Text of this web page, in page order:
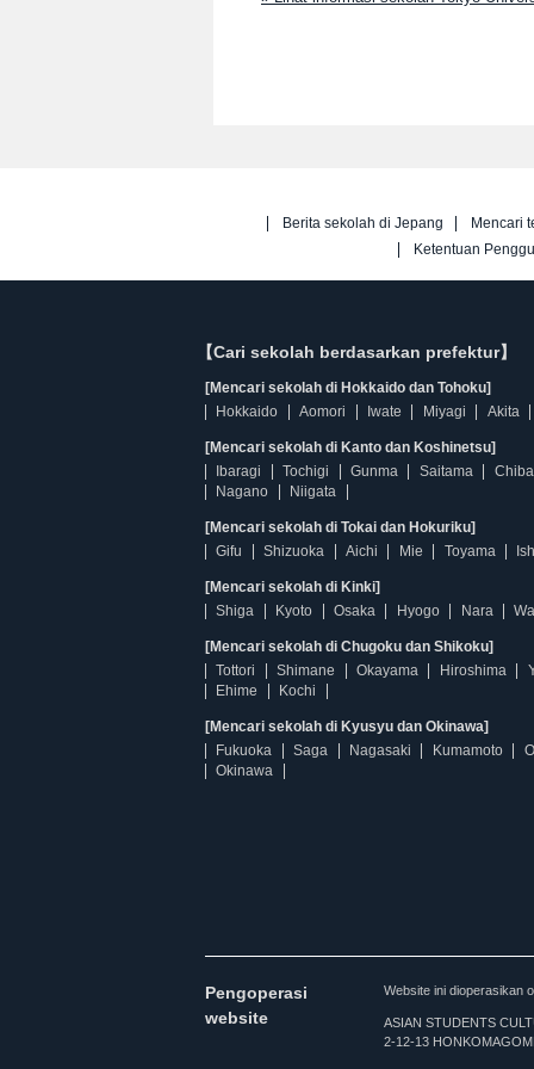
Berita sekolah di Jepang
Mencari
Ketentuan
【Cari sekolah berdasarkan prefektur】
[Mencari sekolah di Hokkaido dan Tohoku]
Hokkaido
Aomori Iwate Miyagi Akita
[Mencari sekolah di Kanto dan Koshinetsu]
Ibaragi
Tochigi Gunma Saitama
Chiba
Nagano
Niigata
[Mencari sekolah di Tokai dan Hokuriku]
Gifu
Shizuoka Aichi Mie Toyama
[Mencari sekolah di Kinki]
Shiga
Kyoto Osaka Hyogo Nara
[Mencari sekolah di Chugoku dan Shikoku]
Tottori
Shimane Okayama Hiroshima
Ehime
Kochi
[Mencari sekolah di Kyusyu dan Okinawa]
Fukuoka
Saga Nagasaki Kumamoto
Okinawa
Pengoperasi
website
Website ini dioperasikan
ASIAN STUDENTS
2-12-13